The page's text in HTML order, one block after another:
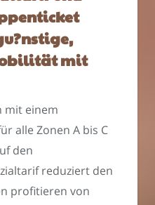
mit
mit einem
alle Zonen A bis C
den
reduziert den
profitieren von